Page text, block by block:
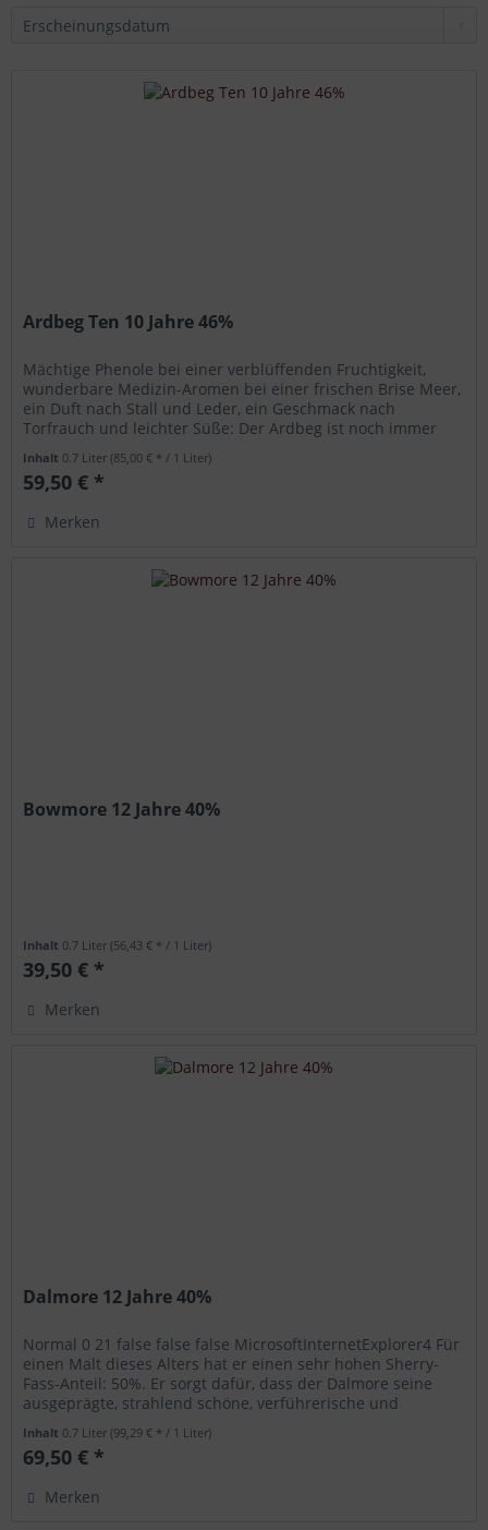
Ardbeg Ten 10 Jahre 46%
Mächtige Phenole bei einer verblüffenden Fruchtigkeit,
wunderbare Medizin-Aromen bei einer frischen Brise Meer,
ein Duft nach Stall und Leder, ein Geschmack nach
Torfrauch und leichter Süße: Der Ardbeg ist noch immer
Inhalt 0.7 Liter(85,00 € * / 1 Liter)
59,50 € *
Merken
Bowmore 12 Jahre 40%
Inhalt 0.7 Liter(56,43 € * / 1 Liter)
39,50 € *
Merken
Dalmore 12 Jahre 40%
Normal 0 21 false false false MicrosoftInternetExplorer4 Für
einen Malt dieses Alters hat er einen sehr hohen Sherry-
Fass-Anteil: 50%. Er sorgt dafür, dass der Dalmore seine
ausgeprägte, strahlend schöne, verführerische und
Inhalt 0.7 Liter(99,29 € * / 1 Liter)
69,50 € *
Merken